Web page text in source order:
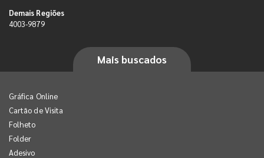
Demais Regiões
4003-9879
Mais buscados
Gráfica Online
Cartão de Visita
Folheto
Folder
Adesivo